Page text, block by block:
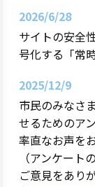
2026/6/28
サイトの安全
号化する「常
2025/12/9
市民のみなさ
せるためのア
率直なお声を
（アンケー
ご意見をあり